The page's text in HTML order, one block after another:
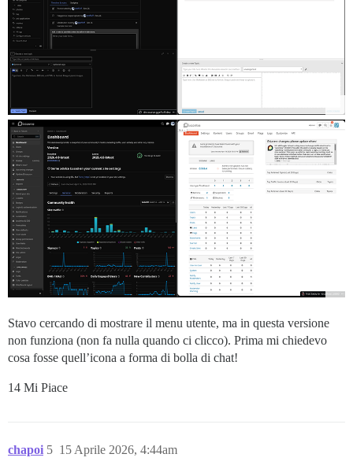
Stavo cercando di mostrare il menu utente, ma in questa versione
non funziona (non fa nulla quando ci clicco). Prima mi chiedevo
cosa fosse quell’icona a forma di bolla di chat!
14 Mi Piace
chapoi 15 Aprile 2026, 4:44am
5